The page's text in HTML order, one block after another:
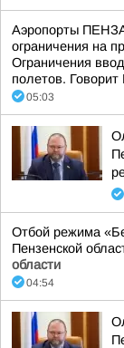
Аэропорты
ограничения на
Ограничения
полетов. Говорит
05:03
Отбой режима
Пензенской
области
04:54